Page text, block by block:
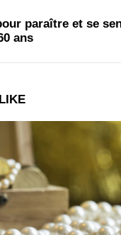
paraître et se
ans